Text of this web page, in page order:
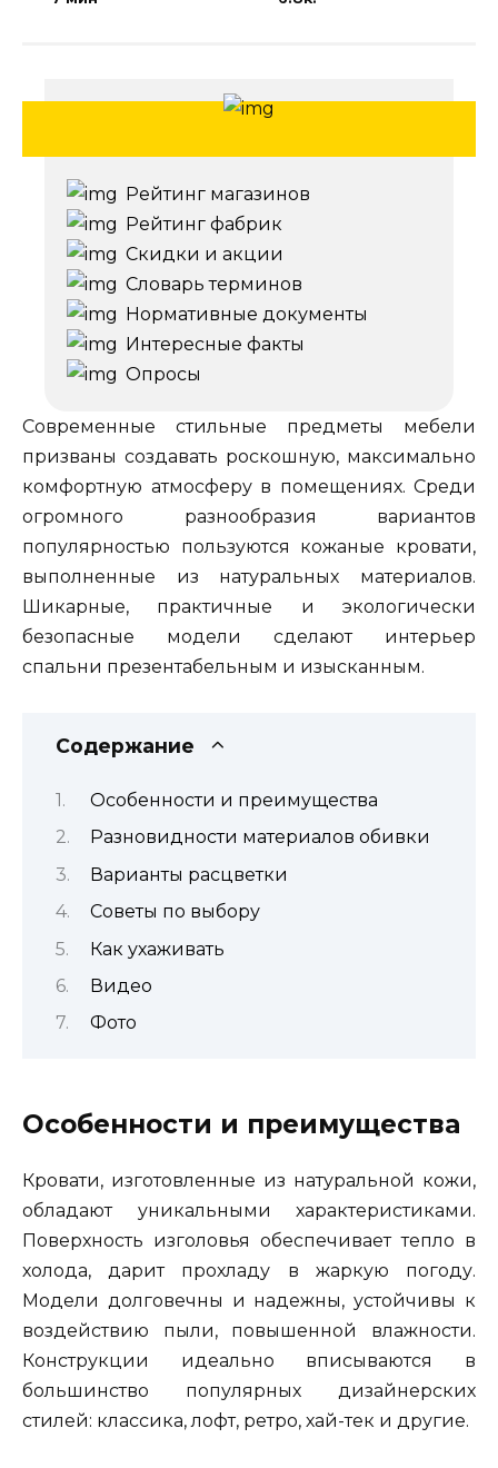
Рейтинг магазинов
Рейтинг фабрик
Скидки и акции
Словарь терминов
Нормативные документы
Интересные факты
Опросы
Современные стильные предметы мебели
призваны создавать роскошную, максимально
комфортную атмосферу в помещениях. Среди
огромного разнообразия вариантов
популярностью пользуются кожаные кровати,
выполненные из натуральных материалов.
Шикарные, практичные и экологически
безопасные модели сделают интерьер
спальни презентабельным и изысканным.
Содержание
Особенности и преимущества
Разновидности материалов обивки
Варианты расцветки
Советы по выбору
Как ухаживать
Видео
Фото
Особенности и преимущества
Кровати, изготовленные из натуральной кожи,
обладают уникальными характеристиками.
Поверхность изголовья обеспечивает тепло в
холода, дарит прохладу в жаркую погоду.
Модели долговечны и надежны, устойчивы к
воздействию пыли, повышенной влажности.
Конструкции идеально вписываются в
большинство популярных дизайнерских
стилей: классика, лофт, ретро, хай-тек и другие.